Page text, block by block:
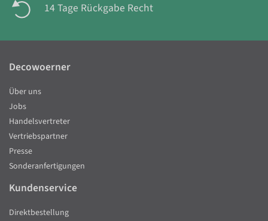
14 Tage Rückgabe Recht
Decowoerner
Über uns
Jobs
Handelsvertreter
Vertriebspartner
Presse
Sonderanfertigungen
Kundenservice
Direktbestellung